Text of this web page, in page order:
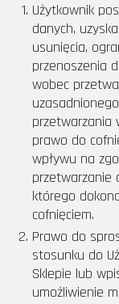
Użytkownik
danych,
usunięcia,
przenoszenia
wobec
przetwarzania
prawo do
wpływu na
przetwarzanie
którego
cofnięciem.
Prawo do
stosunku do
Sklepie lub
umożliwienie